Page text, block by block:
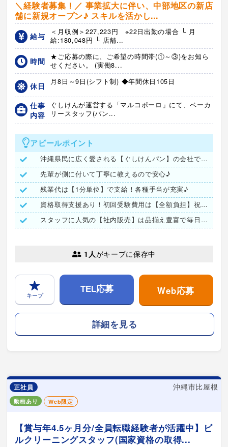
＼経験者募集！／ 事業拡大に伴い、中部地区の新店
舗に新規オープン♪ スキルを活かし...
給与
＜月収例＞227,223円 ※22日出勤の場合 └ 月
給:180,048円 └ 店舗...
時間
★ご応募の際に、ご希望の時間帯(①～③)をお知ら
せください。 (実働8...
休日 月8日～9日(シフト制) ◆年間休日105日
仕事
内容
ぐしけんが運営する「マルコポーロ」にて、ベーカ
リースタッフ(パン...
アピールポイント
沖縄県民に広く愛される【ぐしけんパン】の会社で働きませんか？
先輩が側に付いて丁寧に教えるので安心♪
残業代は【1分単位】で支給！各種手当が充実♪
資格取得支援あり！初回受験費用は【全額負担】祝い金も有ります
スタッフに人気の【社内販売】は品揃え豊富で毎日が楽しみ♪
1人がキープに保存中
キープ
TEL応募 Web応募
詳細を見る
正社員 沖縄市比屋根
動画あり Web限定
【賞与年4.5ヶ月分/全員転職経験者が活躍中】ビ
ルクリーニングスタッフ(国家資格の取得...